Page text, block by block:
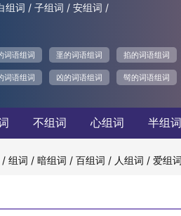
组词 / 子组词 / 安组词 /
词语组词 垩的词语组词 掐的词语组词
词语组词 凶的词语组词 髩的词语组词
不组词 心组词 半组词
/ 组词 / 暗组词 / 百组词 / 人组词 / 爱组词